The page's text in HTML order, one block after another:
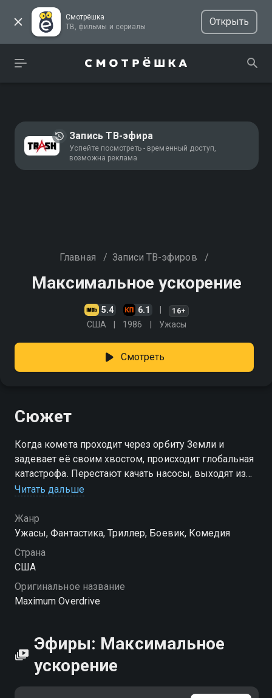
Смотрёшка
ТВ, фильмы и сериалы
Открыть
Запись ТВ-эфира
Успейте посмотреть - временный доступ,
возможна реклама
Главная / Записи ТВ-эфиров /
Максимальное ускорение
5.4 6.1 16+
США 1986 Ужасы
Смотреть
Сюжет
Когда комета проходит через орбиту Земли и
задевает её своим хвостом, происходит глобальная
катастрофа. Перестают качать насосы, выходят из
строя компьютеры, электрические ножи режут
траву
Читать дальше
Жанр
Ужасы, Фантастика, Триллер, Боевик, Комедия
Страна
США
Оригинальное название
Maximum Overdrive
Эфиры: Максимальное
ускорение